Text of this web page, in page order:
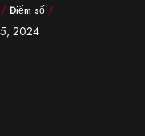
Điểm số/
2024